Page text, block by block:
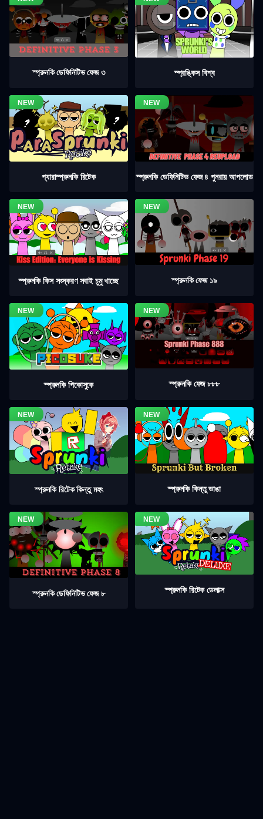
স্প্রুনকি ডেফিনিটিভ ফেজ ৩ স্প্রঙ্কিস বিশ্ব
প্যারাস্প্রুনকি রিটেক স্প্রুনকি ডেফিনিটিভ ফেজ ৪ পুনরায় আপলোড
স্প্রুনকি কিস সংস্করণ সবাই চুমু খাচ্ছে স্প্রুনকি ফেজ ১৯
স্প্রুনকি পিকোসুকে স্প্রুনকি ফেজ ৮৮৮
স্প্রুনকি রিটেক কিন্তু মহৎ স্প্রুনকি কিন্তু ভাঙা
স্প্রুনকি ডেফিনিটিভ ফেজ ৮ স্প্রুনকি রিটেক ডেলাক্স